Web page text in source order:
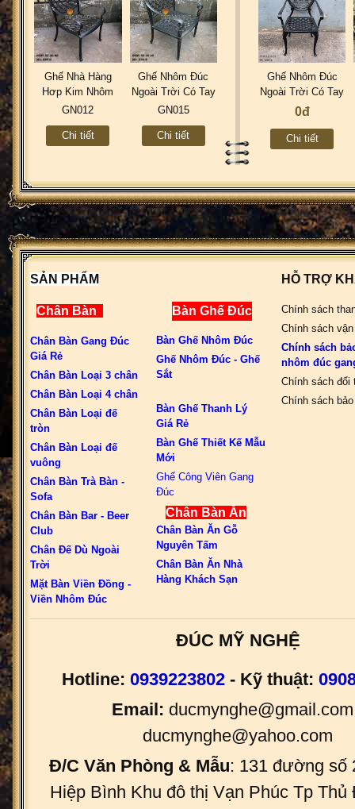
Ghế Nhà Hàng
Hơp Kim Nhôm
Đúc - Sân Vườn -
GN012
Chi tiết
Ghế Nhôm Đúc
Ngoài Trời Có Tay
Vịn Cafe Nhà
GN015
GN015
Chi tiết
Ghế Nhôm Đúc
Ngoài Trời Có Tay
Vịn Nhà Hàng
GN016
0đ
Chi tiết
SẢN PHẨM
Chân Bàn
Chân Bàn Gang Đúc
Giá Rẻ
Chân Bàn Loại 3 chân
Chân Bàn Loại 4 chân
Chân Bàn Loại đế
tròn
Chân Bàn Loại đế
vuông
Chân Bàn Trà Bàn -
Sofa
Chân Bàn Bar - Beer
Club
Chân Đế Dù Ngoài
Trời
Mặt Bàn Viền Đồng -
Viền Nhôm Đúc
Bàn Ghế Đúc
Bàn Ghế Nhôm Đúc
Ghế Nhôm Đúc - Ghế
Sắt
Bàn Ghế Thanh Lý
Giá Rẻ
Bàn Ghế Thiết Kế Mẫu
Mới
Ghế Công Viên Gang
Đúc
Chân Bàn Ăn
Chân Bàn Ăn Gỗ
Nguyên Tấm
Chân Bàn Ăn Nhà
Hàng Khách Sạn
HỖ TRỢ
Chính sách
Chính sách
Chính sách
nhôm đúc
Chính sách đổi
Chính sách
ĐÚC MỸ NGHỆ
Hotline: 0939223802 - Kỹ thuật:
Email:
ducmynghe@yahoo.com
Đ/C Văn Phòng & Mẫu: 131 đường số
Hiệp Bình Khu đô thị Vạn Phúc Tp